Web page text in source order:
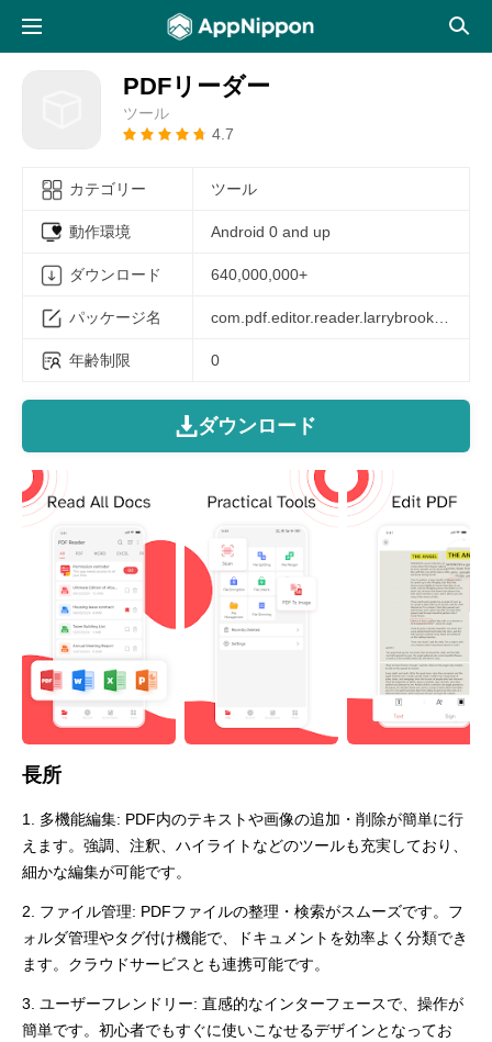
PDFリーダー
ツール
4.7
カテゴリー ツール
動作環境 Android 0 and up
ダウンロード 640,000,000+
パッケージ名
年齢制限 0
ダウンロード
長所
1. 多機能編集: PDF内のテキストや画像の追加・削除が簡単に行
えます。強調、注釈、ハイライトなどのツールも充実しており、
細かな編集が可能です。
2. ファイル管理: PDFファイルの整理・検索がスムーズです。フ
ォルダ管理やタグ付け機能で、ドキュメントを効率よく分類でき
ます。クラウドサービスとも連携可能です。
3. ユーザーフレンドリー: 直感的なインターフェースで、操作が
簡単です。初心者でもすぐに使いこなせるデザインとなってお